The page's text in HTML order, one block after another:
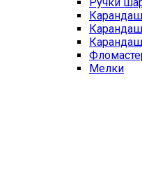
Ручки
Мелки